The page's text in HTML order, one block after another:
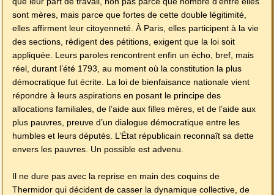
sont mères, mais parce que fortes de cette double légitimité,
elles affirment leur citoyenneté. À Paris, elles participent à la vie
des sections, rédigent des pétitions, exigent que la loi soit
appliquée. Leurs paroles rencontrent enfin un écho, bref, mais
réel, durant l’été 1793, au moment où la constitution la plus
démocratique fut écrite. La loi de bienfaisance nationale vient
répondre à leurs aspirations en posant le principe des
allocations familiales, de l’aide aux filles mères, et de l’aide aux
plus pauvres, preuve d’un dialogue démocratique entre les
humbles et leurs députés. L’État républicain reconnaît sa dette
envers les pauvres. Un possible est advenu.
Il ne dure pas avec la reprise en main des coquins de
Thermidor qui décident de casser la dynamique collective, de